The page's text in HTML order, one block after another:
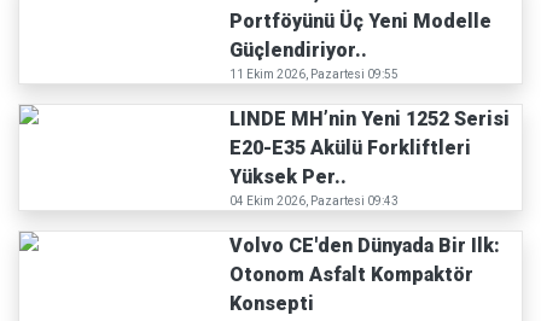
Portföyünü Üç Yeni Modelle
Güçlendiriyor..
11 Ekim 2026, Pazartesi 09:55
LINDE MH’nin Yeni 1252 Serisi
E20-E35 Akülü Forkliftleri
Yüksek Per..
04 Ekim 2026, Pazartesi 09:43
Volvo CE'den Dünyada Bir Ilk:
Otonom Asfalt Kompaktör
Konsepti